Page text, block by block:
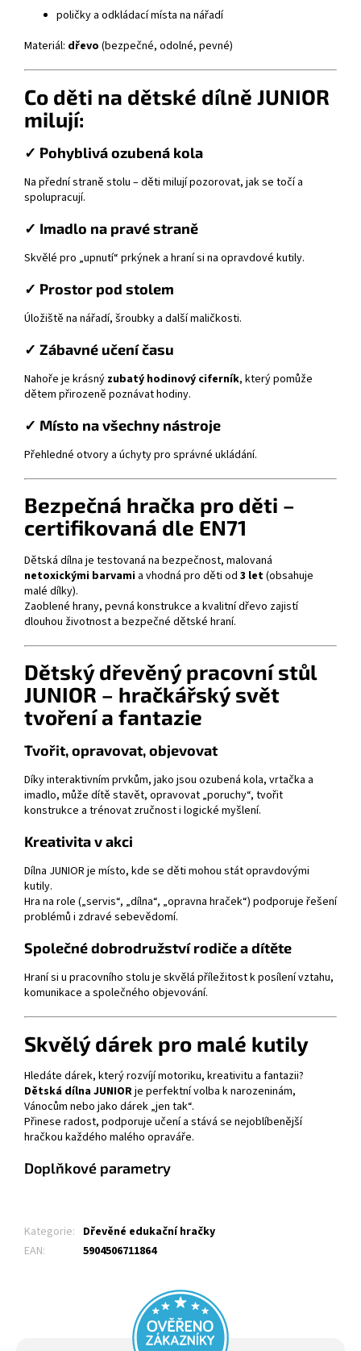
poličky a odkládací místa na nářadí
Materiál: dřevo (bezpečné, odolné, pevné)
Co děti na dětské dílně JUNIOR
milují:
✓ Pohyblivá ozubená kola
Na přední straně stolu – děti milují pozorovat, jak se točí a
spolupracují.
✓ Imadlo na pravé straně
Skvělé pro „upnutí“ prkýnek a hraní si na opravdové kutily.
✓ Prostor pod stolem
Úložiště na nářadí, šroubky a další maličkosti.
✓ Zábavné učení času
Nahoře je krásný zubatý hodinový ciferník, který pomůže
dětem přirozeně poznávat hodiny.
✓ Místo na všechny nástroje
Přehledné otvory a úchyty pro správné ukládání.
Bezpečná hračka pro děti –
certifikovaná dle EN71
Dětská dílna je testovaná na bezpečnost, malovaná
netoxickými barvami a vhodná pro děti od 3 let(obsahuje
malé dílky).
Zaoblené hrany, pevná konstrukce a kvalitní dřevo zajistí
dlouhou životnost a bezpečné dětské hraní.
Dětský dřevěný pracovní stůl
JUNIOR – hračkářský svět
tvoření a fantazie
Tvořit, opravovat, objevovat
Díky interaktivním prvkům, jako jsou ozubená kola, vrtačka a
imadlo, může dítě stavět, opravovat „poruchy“, tvořit
konstrukce a trénovat zručnost i logické myšlení.
Kreativita v akci
Dílna JUNIOR je místo, kde se děti mohou stát opravdovými
kutily.
Hra na role („servis“, „dílna“, „opravna hraček“) podporuje řešení
problémů i zdravé sebevědomí.
Společné dobrodružství rodiče a dítěte
Hraní si u pracovního stolu je skvělá příležitost k posílení vztahu,
komunikace a společného objevování.
Skvělý dárek pro malé kutily
Hledáte dárek, který rozvíjí motoriku, kreativitu a fantazii?
Dětská dílna JUNIORje perfektní volba k narozeninám,
Vánocům nebo jako dárek „jen tak“.
Přinese radost, podporuje učení a stává se nejoblíbenější
hračkou každého malého opraváře.
Doplňkové parametry
Kategorie: Dřevěné edukační hračky
EAN: 5904506711864